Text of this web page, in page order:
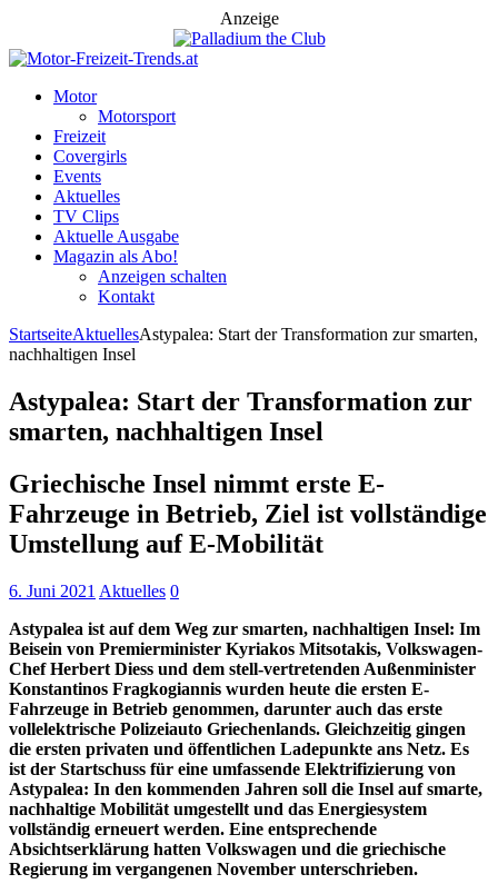
Anzeige
Motor
Motorsport
Freizeit
Covergirls
Events
Aktuelles
TV Clips
Aktuelle Ausgabe
Magazin als Abo!
Anzeigen schalten
Kontakt
StartseiteAktuellesAstypalea: Start der Transformation zur smarten,
nachhaltigen Insel
Astypalea: Start der Transformation zur
smarten, nachhaltigen Insel
Griechische Insel nimmt erste E-
Fahrzeuge in Betrieb, Ziel ist vollständige
Umstellung auf E-Mobilität
6. Juni 2021 Aktuelles 0
Astypalea ist auf dem Weg zur smarten, nachhaltigen Insel: Im
Beisein von Premierminister Kyriakos Mitsotakis, Volkswagen-
Chef Herbert Diess und dem stell-vertretenden Außenminister
Konstantinos Fragkogiannis wurden heute die ersten E-
Fahrzeuge in Betrieb genommen, darunter auch das erste
vollelektrische Polizeiauto Griechenlands. Gleichzeitig gingen
die ersten privaten und öffentlichen Ladepunkte ans Netz. Es
ist der Startschuss für eine umfassende Elektrifizierung von
Astypalea: In den kommenden Jahren soll die Insel auf smarte,
nachhaltige Mobilität umgestellt und das Energiesystem
vollständig erneuert werden. Eine entsprechende
Absichtserklärung hatten Volkswagen und die griechische
Regierung im vergangenen November unterschrieben.